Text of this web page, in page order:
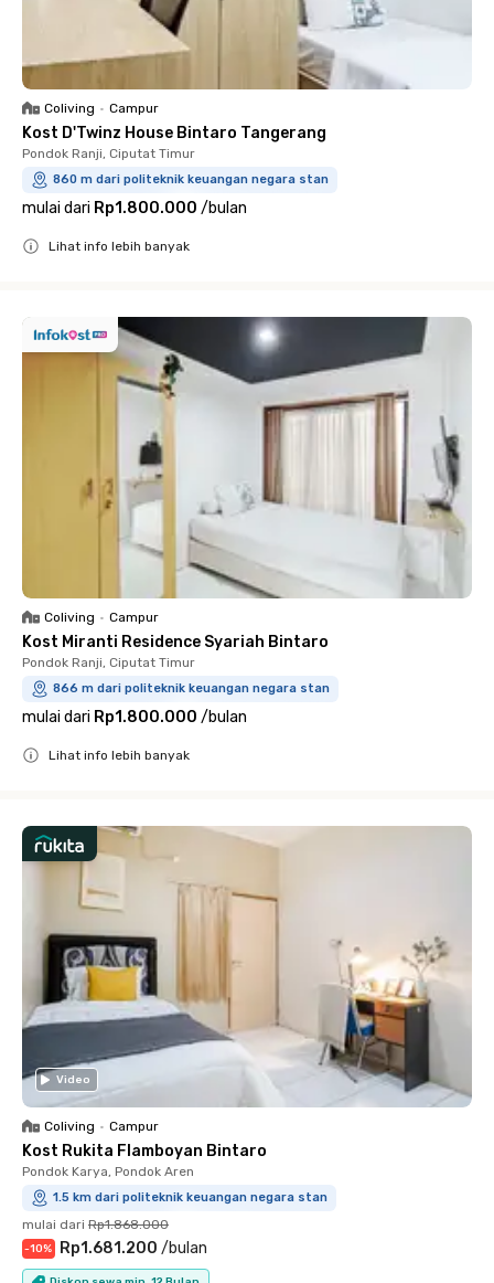
Coliving • Campur
Kost D'Twinz House Bintaro Tangerang
Pondok Ranji, Ciputat Timur
860 m dari politeknik keuangan negara stan
mulai dari Rp1.800.000 /bulan
Lihat info lebih banyak
Coliving • Campur
Kost Miranti Residence Syariah Bintaro
Pondok Ranji, Ciputat Timur
866 m dari politeknik keuangan negara stan
mulai dari Rp1.800.000 /bulan
Lihat info lebih banyak
Video
Coliving • Campur
Kost Rukita Flamboyan Bintaro
Pondok Karya, Pondok Aren
1.5 km dari politeknik keuangan negara stan
mulai dari Rp1.868.000
-10% Rp1.681.200 /bulan